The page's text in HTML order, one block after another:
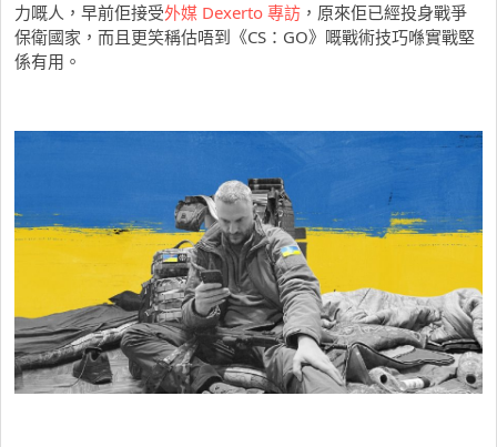
力嘅人，早前佢接受外媒 Dexerto 專訪 ，原來佢已經投身戰爭
保衛國家，而且更笑稱估唔到《CS：GO》嘅戰術技巧喺實戰堅
係有用。